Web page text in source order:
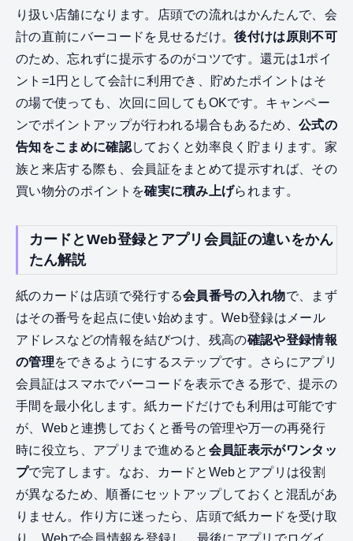
り扱い店舗になります。店頭での流れはかんたんで、会
計の直前にバーコードを見せるだけ。後付けは原則不可
のため、忘れずに提示するのがコツです。還元は1ポイ
ント=1円として会計に利用でき、貯めたポイントはそ
の場で使っても、次回に回してもOKです。キャンペー
ンでポイントアップが行われる場合もあるため、公式の
告知をこまめに確認しておくと効率良く貯まります。家
族と来店する際も、会員証をまとめて提示すれば、その
買い物分のポイントを確実に積み上げられます。
カードとWeb登録とアプリ会員証の違いをかん
たん解説
紙のカードは店頭で発行する会員番号の入れ物で、まず
はその番号を起点に使い始めます。Web登録はメール
アドレスなどの情報を結びつけ、残高の確認や登録情報
の管理をできるようにするステップです。さらにアプリ
会員証はスマホでバーコードを表示できる形で、提示の
手間を最小化します。紙カードだけでも利用は可能です
が、Webと連携しておくと番号の管理や万一の再発行
時に役立ち、アプリまで進めると 会員証表示がワンタッ
プで完了します。なお、カードとWebとアプリは役割
が異なるため、順番にセットアップしておくと混乱があ
りません。作り方に迷ったら、店頭で紙カードを受け取